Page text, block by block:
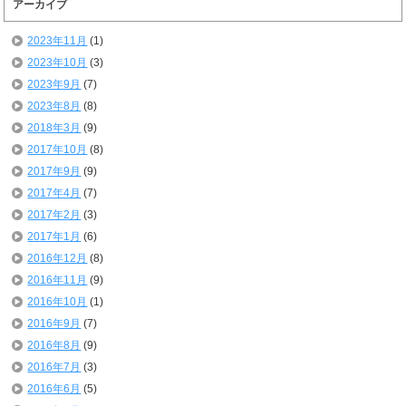
アーカイブ
2023年11月 (1)
2023年10月 (3)
2023年9月 (7)
2023年8月 (8)
2018年3月 (9)
2017年10月 (8)
2017年9月 (9)
2017年4月 (7)
2017年2月 (3)
2017年1月 (6)
2016年12月 (8)
2016年11月 (9)
2016年10月 (1)
2016年9月 (7)
2016年8月 (9)
2016年7月 (3)
2016年6月 (5)